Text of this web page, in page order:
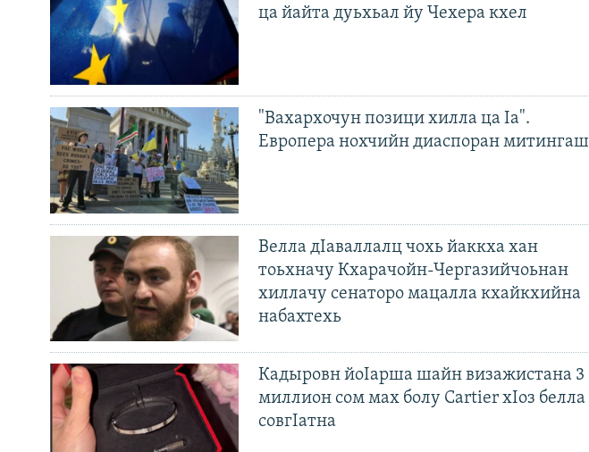
ца йайта дуьхьал йу Чехера кхел
"Вахархочун позици хилла ца Iа".
Европера нохчийн диаспоран митингаш
Велла дIаваллалц чохь йаккха хан
тоьхначу Кхарачойн-Чергазийчоьнан
хиллачу сенаторо мацалла кхайкхийна
набахтехь
Кадыровн йоIарша шайн визажистана 3
миллион сом мах болу Cartier хIоз белла
совгIатна